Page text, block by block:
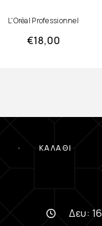
L'Oréal Professionnel
€18,00
ΚΑΛΆΘΙ
Δευ: